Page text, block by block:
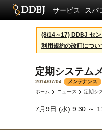
サービス スパ
(8/14～17) DDBJ セ
利用規約の改訂につい
定期システム
2014/07/04 メンテナンス
ホーム
ニュース 定期シ
7月9日 (水) 9:30 ～